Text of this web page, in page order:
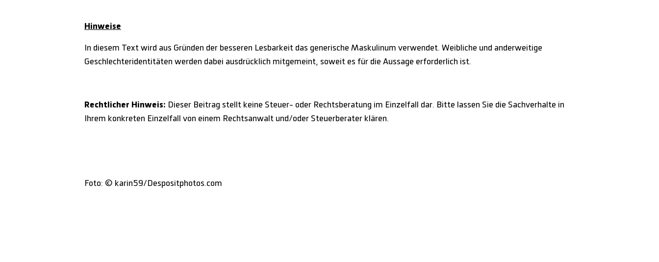
Hinweise
In diesem Text wird aus Gründen der besseren Lesbarkeit das generische Maskulinum verwendet. Weibliche und anderweitige
Geschlechteridentitäten werden dabei ausdrücklich mitgemeint, soweit es für die Aussage erforderlich ist.
Rechtlicher Hinweis: Dieser Beitrag stellt keine Steuer- oder Rechtsberatung im Einzelfall dar. Bitte lassen Sie die Sachverhalte in
Ihrem konkreten Einzelfall von einem Rechtsanwalt und/oder Steuerberater klären.
Foto: © karin59/Despositphotos.com